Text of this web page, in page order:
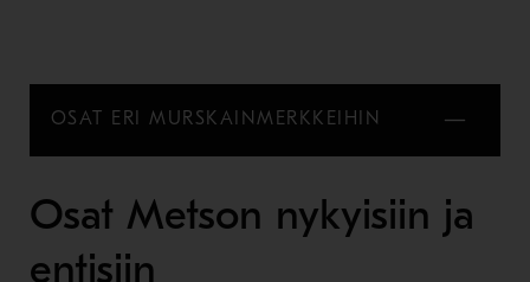
OSAT ERI MURSKAINMERKKEIHIN
Osat Metson nykyisiin ja
entisiin